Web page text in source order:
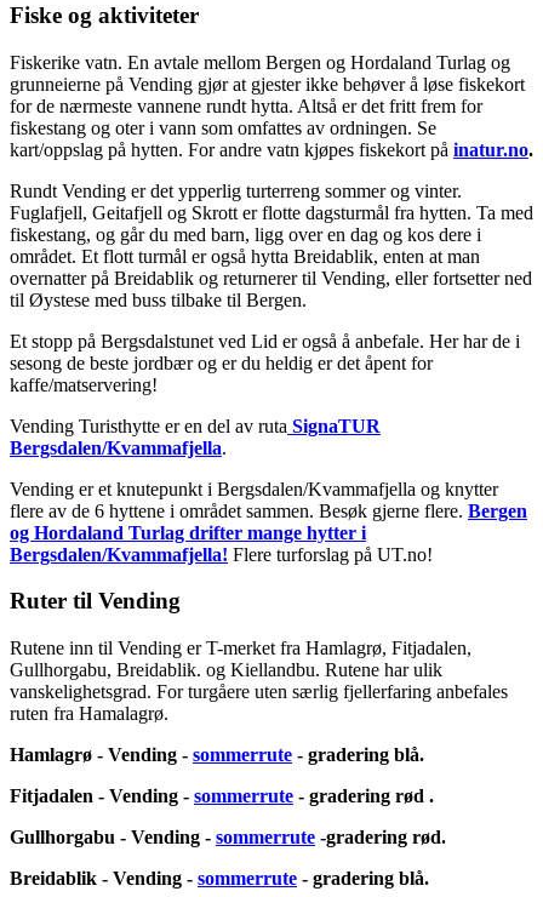
Fiske og aktiviteter
Fiskerike vatn. En avtale mellom Bergen og Hordaland Turlag og
grunneierne på Vending gjør at gjester ikke behøver å løse fiskekort
for de nærmeste vannene rundt hytta. Altså er det fritt frem for
fiskestang og oter i vann som omfattes av ordningen. Se
kart/oppslag på hytten. For andre vatn kjøpes fiskekort på inatur.no.
Rundt Vending er det ypperlig turterreng sommer og vinter.
Fuglafjell, Geitafjell og Skrott er flotte dagsturmål fra hytten. Ta med
fiskestang, og går du med barn, ligg over en dag og kos dere i
området. Et flott turmål er også hytta Breidablik, enten at man
overnatter på Breidablik og returnerer til Vending, eller fortsetter ned
til Øystese med buss tilbake til Bergen.
Et stopp på Bergsdalstunet ved Lid er også å anbefale. Her har de i
sesong de beste jordbær og er du heldig er det åpent for
kaffe/matservering!
Vending Turisthytte er en del av ruta SignaTUR
Bergsdalen/Kvammafjella.
Vending er et knutepunkt i Bergsdalen/Kvammafjella og knytter
flere av de 6 hyttene i området sammen. Besøk gjerne flere. Bergen
og Hordaland Turlag drifter mange hytter i
Bergsdalen/Kvammafjella! Flere turforslag på UT.no!
Ruter til Vending
Rutene inn til Vending er T-merket fra Hamlagrø, Fitjadalen,
Gullhorgabu, Breidablik. og Kiellandbu. Rutene har ulik
vanskelighetsgrad. For turgåere uten særlig fjellerfaring anbefales
ruten fra Hamalagrø.
Hamlagrø - Vending - sommerrute - gradering blå.
Fitjadalen - Vending - sommerrute - gradering rød .
Gullhorgabu - Vending - sommerrute -gradering rød.
Breidablik - Vending - sommerrute - gradering blå.